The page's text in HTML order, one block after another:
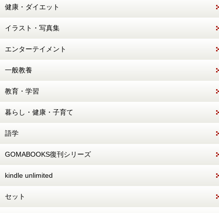
健康・ダイエット
イラスト・写真集
エンターテイメント
一般教養
教育・学習
暮らし・健康・子育て
語学
GOMABOOKS復刊シリーズ
kindle unlimited
セット